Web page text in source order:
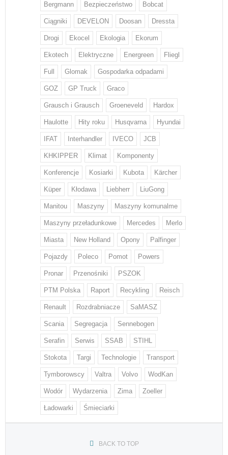
Bergmann Bezpieczeństwo Bobcat
Ciągniki DEVELON Doosan Dressta
Drogi Ekocel Ekologia Ekorum
Ekotech Elektryczne Energreen Fliegl
Full Glomak Gospodarka odpadami
GOZ GP Truck Graco
Grausch i Grausch Groeneveld Hardox
Haulotte Hity roku Husqvarna Hyundai
IFAT Interhandler IVECO JCB
KHKIPPER Klimat Komponenty
Konferencje Kosiarki Kubota Kärcher
Küper Kłodawa Liebherr LiuGong
Manitou Maszyny Maszyny komunalme
Maszyny przeładunkowe Mercedes Merlo
Miasta New Holland Opony Palfinger
Pojazdy Poleco Pomot Powers
Pronar Przenośniki PSZOK
PTM Polska Raport Recykling Reisch
Renault Rozdrabniacze SaMASZ
Scania Segregacja Sennebogen
Serafin Serwis SSAB STIHL
Stokota Targi Technologie Transport
Tymborowscy Valtra Volvo WodKan
Wodór Wydarzenia Zima Zoeller
Ładowarki Śmieciarki
BACK TO TOP